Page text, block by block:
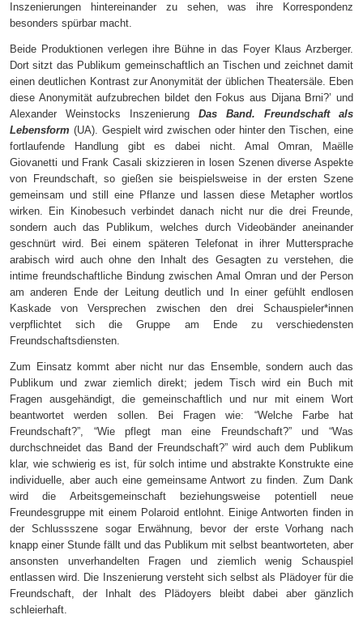
Inszenierungen hintereinander zu sehen, was ihre Korrespondenz
besonders spürbar macht.
Beide Produktionen verlegen ihre Bühne in das Foyer Klaus Arzberger.
Dort sitzt das Publikum gemeinschaftlich an Tischen und zeichnet damit
einen deutlichen Kontrast zur Anonymität der üblichen Theatersäle. Eben
diese Anonymität aufzubrechen bildet den Fokus aus Dijana Brni?’ und
Alexander Weinstocks Inszenierung Das Band. Freundschaft als
Lebensform (UA). Gespielt wird zwischen oder hinter den Tischen, eine
fortlaufende Handlung gibt es dabei nicht. Amal Omran, Maëlle
Giovanetti und Frank Casali skizzieren in losen Szenen diverse Aspekte
von Freundschaft, so gießen sie beispielsweise in der ersten Szene
gemeinsam und still eine Pflanze und lassen diese Metapher wortlos
wirken. Ein Kinobesuch verbindet danach nicht nur die drei Freunde,
sondern auch das Publikum, welches durch Videobänder aneinander
geschnürt wird. Bei einem späteren Telefonat in ihrer Muttersprache
arabisch wird auch ohne den Inhalt des Gesagten zu verstehen, die
intime freundschaftliche Bindung zwischen Amal Omran und der Person
am anderen Ende der Leitung deutlich und In einer gefühlt endlosen
Kaskade von Versprechen zwischen den drei Schauspieler*innen
verpflichtet sich die Gruppe am Ende zu verschiedensten
Freundschaftsdiensten.
Zum Einsatz kommt aber nicht nur das Ensemble, sondern auch das
Publikum und zwar ziemlich direkt; jedem Tisch wird ein Buch mit
Fragen ausgehändigt, die gemeinschaftlich und nur mit einem Wort
beantwortet werden sollen. Bei Fragen wie: “Welche Farbe hat
Freundschaft?”, “Wie pflegt man eine Freundschaft?” und “Was
durchschneidet das Band der Freundschaft?” wird auch dem Publikum
klar, wie schwierig es ist, für solch intime und abstrakte Konstrukte eine
individuelle, aber auch eine gemeinsame Antwort zu finden. Zum Dank
wird die Arbeitsgemeinschaft beziehungsweise potentiell neue
Freundesgruppe mit einem Polaroid entlohnt. Einige Antworten finden in
der Schlussszene sogar Erwähnung, bevor der erste Vorhang nach
knapp einer Stunde fällt und das Publikum mit selbst beantworteten, aber
ansonsten unverhandelten Fragen und ziemlich wenig Schauspiel
entlassen wird. Die Inszenierung versteht sich selbst als Plädoyer für die
Freundschaft, der Inhalt des Plädoyers bleibt dabei aber gänzlich
schleierhaft.